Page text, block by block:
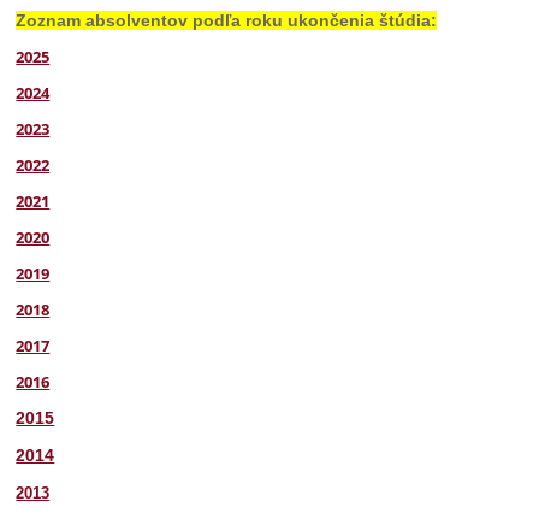
Zoznam absolventov podľa roku ukončenia štúdia:
2025
2024
2023
2022
2021
2020
2019
2018
2017
2016
2015
2014
2013